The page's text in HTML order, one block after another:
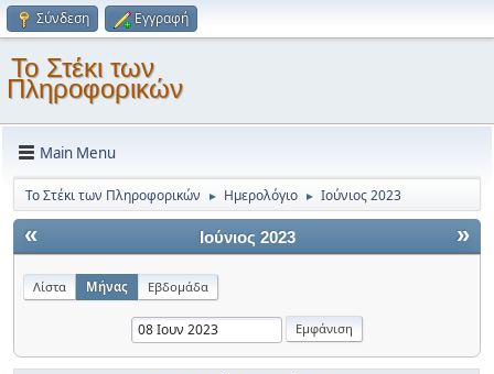
Σύνδεση Εγγραφή
Το Στέκι των
Πληροφορικών
Main Menu
Το Στέκι των Πληροφορικών ► Ημερολόγιο ► Ιούνιος 2023
« »
Ιούνιος 2023
Λίστα Μήνας Εβδομάδα